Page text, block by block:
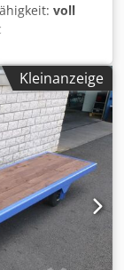
voll
Maße
Hs
ist zum
möglich,
Kleinanzeige